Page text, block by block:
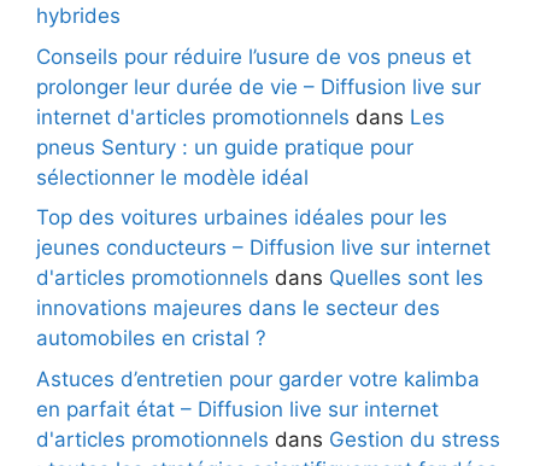
hybrides
Conseils pour réduire l’usure de vos pneus et
prolonger leur durée de vie – Diffusion live sur
internet d'articles promotionnels dans Les
pneus Sentury : un guide pratique pour
sélectionner le modèle idéal
Top des voitures urbaines idéales pour les
jeunes conducteurs – Diffusion live sur internet
d'articles promotionnels dans Quelles sont les
innovations majeures dans le secteur des
automobiles en cristal ?
Astuces d’entretien pour garder votre kalimba
en parfait état – Diffusion live sur internet
d'articles promotionnels dans Gestion du stress